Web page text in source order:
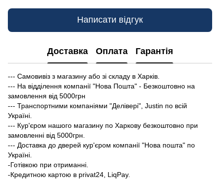
Написати відгук
Доставка Оплата Гарантія
--- Самовивіз з магазину або зі складу в Харків.
--- На відділення компанії "Нова Пошта" - Безкоштовно на
замовлення від 5000грн
--- Транспортними компаніями "Делівері", Justin по всій
Україні.
--- Кур'єром нашого магазину по Харкову безкоштовно при
замовленні від 5000грн.
--- Доставка до дверей кур'єром компанії "Нова пошта" по
Україні.
-Готівкою при отриманні.
-Кредитною картою в privat24, LiqPay.